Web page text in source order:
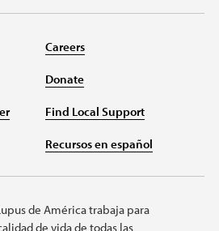
Careers
Donate
Find Local Support
Recursos en español
de América trabaja para
de vida de todas las